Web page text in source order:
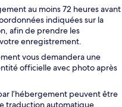
au moins 72 heures avant
indiquées sur la
afin de prendre les
enregistrement.
vous demandera une
officielle avec photo après
l’hébergement peuvent être
traduction automatique